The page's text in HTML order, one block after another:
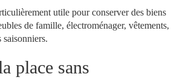
utile pour conserver des biens
de famille, électroménager, vêtements,
place sans